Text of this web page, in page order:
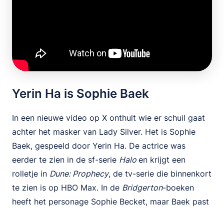
Yerin Ha is Sophie Baek
In een nieuwe video op X onthult wie er schuil gaat
achter het masker van Lady Silver. Het is Sophie
Baek, gespeeld door Yerin Ha. De actrice was
eerder te zien in de sf-serie Halo en krijgt een
rolletje in Dune: Prophecy, de tv-serie die binnenkort
te zien is op HBO Max. In de Bridgerton-boeken
heeft het personage Sophie Becket, maar Baek past